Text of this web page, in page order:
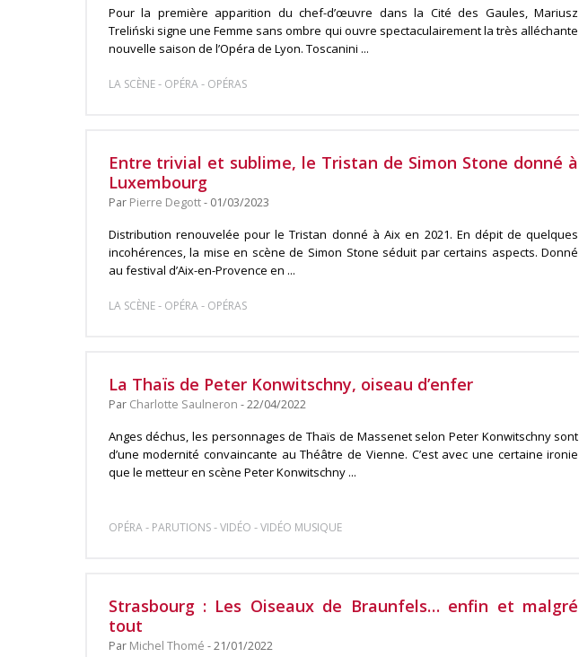
Pour la première apparition du chef-d’œuvre dans la Cité des Gaules, Mariusz
Treliński signe une Femme sans ombre qui ouvre spectaculairement la très alléchante
nouvelle saison de l’Opéra de Lyon. Toscanini ...
LA SCÈNE- OPÉRA- OPÉRAS
Entre trivial et sublime, le Tristan de Simon Stone donné à
Luxembourg
Par Pierre Degott- 01/03/2023
Distribution renouvelée pour le Tristan donné à Aix en 2021. En dépit de quelques
incohérences, la mise en scène de Simon Stone séduit par certains aspects. Donné
au festival d’Aix-en-Provence en ...
LA SCÈNE- OPÉRA- OPÉRAS
La Thaïs de Peter Konwitschny, oiseau d’enfer
Par Charlotte Saulneron - 22/04/2022
Anges déchus, les personnages de Thaïs de Massenet selon Peter Konwitschny sont
d’une modernité convaincante au Théâtre de Vienne. C’est avec une certaine ironie
que le metteur en scène Peter Konwitschny ...
OPÉRA- PARUTIONS-VIDÉO -VIDÉO MUSIQUE
Strasbourg : Les Oiseaux de Braunfels… enfin et malgré
tout
Par Michel Thomé - 21/01/2022